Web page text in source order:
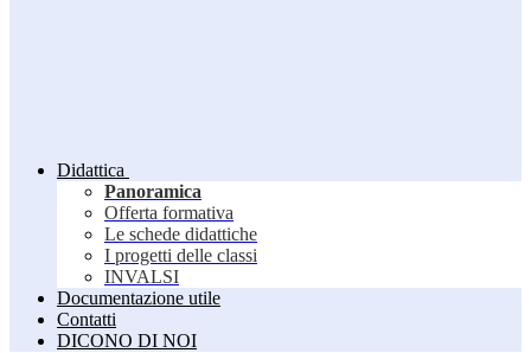
Didattica
Panoramica
Offerta formativa
Le schede didattiche
I progetti delle classi
INVALSI
Documentazione utile
Contatti
DICONO DI NOI